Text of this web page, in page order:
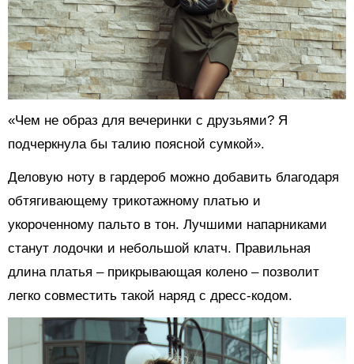
«Чем не образ для вечеринки с друзьями? Я
подчеркнула бы талию поясной сумкой».
Деловую ноту в гардероб можно добавить благодаря
обтягивающему трикотажному платью и
укороченному пальто в тон. Лучшими напарниками
станут лодочки и небольшой клатч. Правильная
длина платья – прикрывающая колено – позволит
легко совместить такой наряд с дресс-кодом.